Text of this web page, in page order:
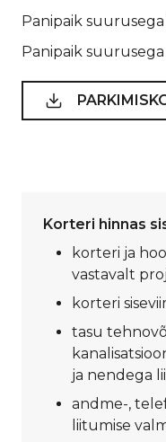
Panipaik
Panipaik suurusega
Korteri hinnas
korteri ja
vastavalt
korteri
tasu
ja nendega
andme-,
liitumise